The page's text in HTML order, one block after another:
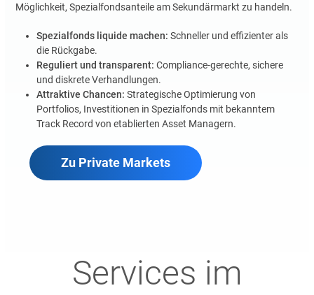
Möglichkeit, Spezialfondsanteile am Sekundärmarkt zu handeln.
Spezialfonds liquide machen: Schneller und effizienter als
die Rückgabe.
Reguliert und transparent:Compliance-gerechte, sichere
und diskrete Verhandlungen.
Attraktive Chancen:Strategische Optimierung von
Portfolios, Investitionen in Spezialfonds mit bekanntem
Track Record von etablierten Asset Managern.
Zu Private Markets
Services im